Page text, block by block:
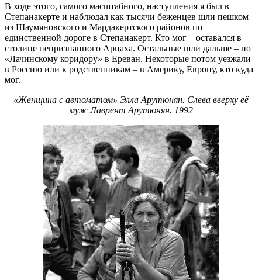
В ходе этого, самого масштабного, наступления я был в
Степанакерте и наблюдал как тысячи беженцев шли пешком
из Шаумяновского и Мардакертского районов по
единственной дороге в Степанакерт. Кто мог – оставался в
столице непризнанного Арцаха. Остальные шли дальше – по
«Лачинскому коридору» в Ереван. Некоторые потом уезжали
в Россию или к родственникам – в Америку, Европу, кто куда
мог.
«Женщина с автоматом» Элла Арутюнян. Слева вверху её
муж Лаврент Арутюнян. 1992